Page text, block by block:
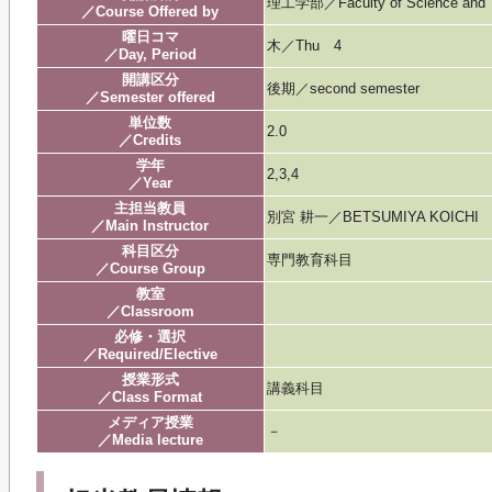
／Course Offered by
曜日コマ
／Day, Period
木／Thu 4
開講区分
／Semester offered
後期／second semester
単位数
／Credits
2.0
学年
／Year
2,3,4
主担当教員
／Main Instructor
別宮 耕一／BETSUMIYA KOICHI
科目区分
／Course Group
専門教育科目
教室
／Classroom
必修・選択
／Required/Elective
授業形式
／Class Format
講義科目
メディア授業
／Media lecture
－